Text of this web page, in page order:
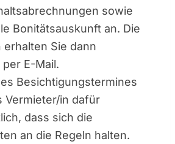
sowie
Bonitätsauskunft an. Die
erhalten Sie dann
E-Mail.
Besichtigungstermines
Vermieter/in dafür
dass sich die
an die Regeln halten.